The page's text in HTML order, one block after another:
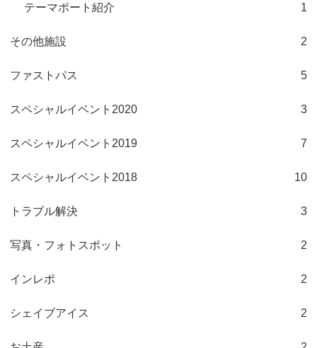
テーマポート紹介 1
その他施設 2
ファストパス 5
スペシャルイベント2020 3
スペシャルイベント2019 7
スペシャルイベント2018 10
トラブル解決 3
写真・フォトスポット 2
インレポ 2
シェイブアイス 2